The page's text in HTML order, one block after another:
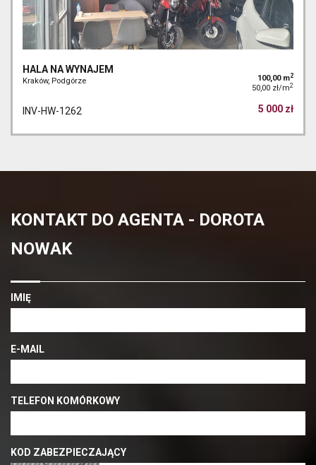
HALA NA WYNAJEM
Kraków, Podgórze 100,00 m2
50,00 zł/m2
INV-HW-1262 5 000 zł
KONTAKT DO AGENTA - DOROTA
NOWAK
IMIĘ
E-MAIL
TELEFON KOMÓRKOWY
KOD ZABEZPIECZAJĄCY